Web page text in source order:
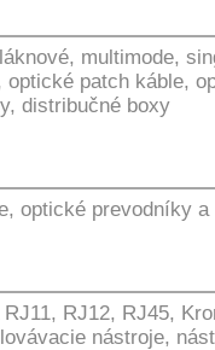
multimode,
optické patch káble,
distribučné boxy
optické prevodníky a
RJ12, RJ45,
nástroje,